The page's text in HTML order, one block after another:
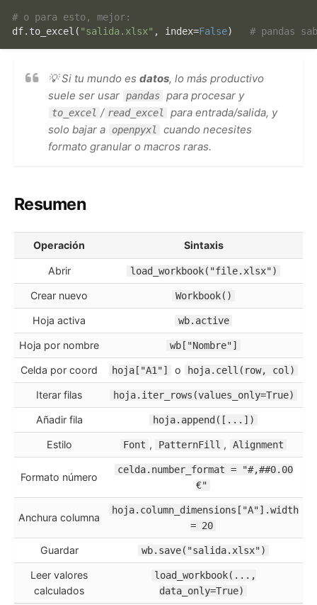
# o para esto, mejor:
df.to_excel( "salida.xlsx" , index=False) # pandas
💡 Si tu mundo es datos, lo más productivo
suele ser usar pandas para procesar y
to_excel / read_excel
para entrada/salida, y
solo bajar a
openpyxl
cuando necesites
formato granular o macros raras.
Resumen
Operación Sintaxis
Abrir load_workbook("file.xlsx")
Crear nuevo Workbook()
Hoja activa wb.active
Hoja por nombre wb["Nombre"]
Celda por coord hoja["A1"] o hoja.cell(row, col)
Iterar filas hoja.iter_rows(values_only=True)
Añadir fila hoja.append([...])
Estilo Font , PatternFill , Alignment
Formato número
celda.number_format = "#,##0.00
€"
Anchura columna
hoja.column_dimensions["A"].width
= 20
Guardar wb.save("salida.xlsx")
Leer valores
calculados
load_workbook(...,
data_only=True)